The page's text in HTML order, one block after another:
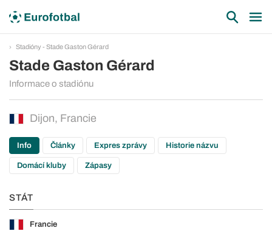
Stadióny - Stade Gaston Gérard
Stade Gaston Gérard
Informace o stadiónu
Dijon, Francie
Info Články Expres zprávy Historie názvu
Domácí kluby Zápasy
STÁT
Francie